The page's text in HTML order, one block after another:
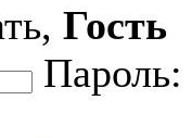
Гость
Пароль: